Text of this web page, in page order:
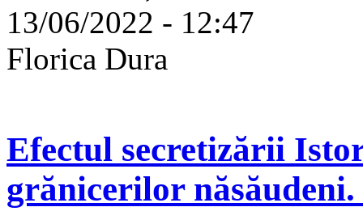
13/06/2022 - 12:47
Florica Dura
Efectul secretizării
grănicerilor